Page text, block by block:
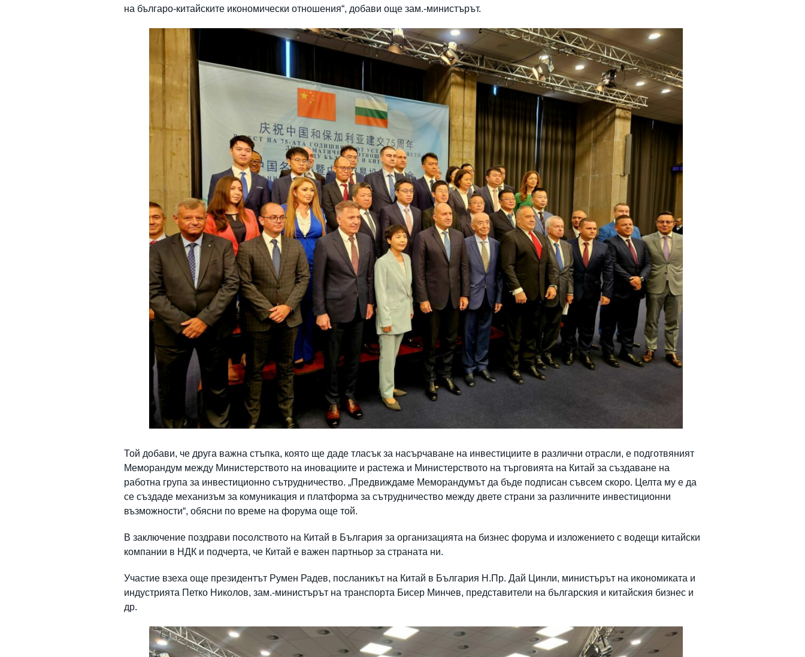
на българо-китайските икономически отношения“, добави още зам.-министърът.
Той добави, че друга важна стъпка, която ще даде тласък за насърчаване на инвестициите в различни отрасли, е подготвяният
Меморандум между Министерството на иновациите и растежа и Министерството на търговията на Китай за създаване на
работна група за инвестиционно сътрудничество. „Предвиждаме Меморандумът да бъде подписан съвсем скоро. Целта му е да
се създаде механизъм за комуникация и платформа за сътрудничество между двете страни за различните инвестиционни
възможности“, обясни по време на форума още той.
В заключение поздрави посолството на Китай в България за организацията на бизнес форума и изложението с водещи китайски
компании в НДК и подчерта, че Китай е важен партньор за страната ни.
Участие взеха още президентът Румен Радев, посланикът на Китай в България Н.Пр. Дай Цинли, министърът на икономиката и
индустрията Петко Николов, зам.-министърът на транспорта Бисер Минчев, представители на българския и китайския бизнес и
др.